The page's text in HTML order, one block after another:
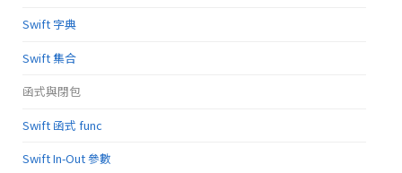
Swift 字典
Swift 集合
函式與閉包
Swift 函式 func
Swift In-Out 參數